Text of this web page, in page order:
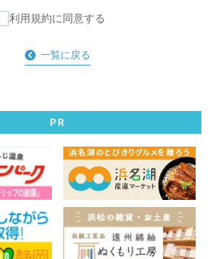
利用規約に同意する
一覧に戻る
PR